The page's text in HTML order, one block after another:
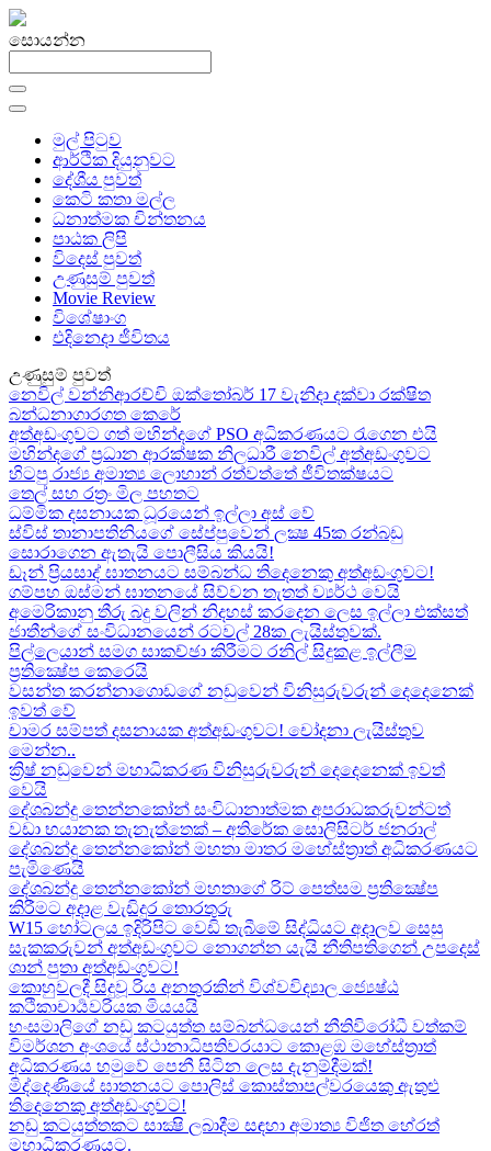
සොයන්න
මුල් පිටුව
ආර්ථික දියුනුවට
දේශීය පුවත්
කෙටි කතා මල්ල
ධනාත්මක චින්තනය
පාඨක ලිපි
විදෙස් පුවත්
උණුසුම් පුවත්
Movie Review
විශේෂාංග
එදිනෙදා ජීවිතය
උණුසුම් පුවත්
නෙවිල් වන්නිආරච්චි ඔක්තෝබර් 17 වැනිදා දක්වා රක්ෂිත
බන්ධනාගාරගත කෙරේ
අත්අඩංගුවට ගත් මහින්දගේ PSO අධිකරණයට රැගෙන එයි
මහින්දගේ ප්‍රධාන ආරක්ෂක නිලධාරී නෙවිල් අත්අඩංගුවට
හිටපු රාජ්‍ය අමාත්‍ය ලොහාන් රත්වත්තේ ජීවිතක්ෂයට
තෙල් සහ රත්‍රං මිල පහතට
ධම්මික දසනායක ධූරයෙන් ඉල්ලා අස් වේ
ස්විස් තානාපතිනියගේ සේප්පුවෙන් ලක්‍ෂ 45ක රන්බඩු
සොරාගෙන ඇතැයි පොලීසිය කියයි!
ඩෑන් ප්‍රියසාද් ඝාතනයට සම්බන්ධ තිදෙනෙකු අත්අඩංගුවට​!
ගම්පහ ඔස්මන් ඝාතනයේ සිව්වන තැතත් ව්‍යර්ථ වෙයි
අමෙරිකානු තීරු බදු වලින් නිදහස් කරදෙන ලෙස ඉල්ලා එක්සත්
ජාතීන්ගේ සංවිධානයෙන් රටවල් 28ක ලැයිස්තුවක්.
පිල්ලෙයාන් සමග සාකච්ඡා කිරීමට රනිල් සිදුකළ ඉල්ලීම
ප්‍රතික්‍ෂේප කෙරෙයි
වසන්ත කරන්නාගොඩගේ නඩුවෙන් විනිසුරුවරුන් දෙදෙනෙක්
ඉවත් වේ
චාමර සම්පත් දසනායක අත්අඩංගුවට​! චෝදනා ලැයිස්තුව
මෙන්න​..
ක්‍රිෂ් නඩුවෙන් මහාධිකරණ විනිසුරුවරුන් දෙදෙනෙක් ඉවත්
වෙයි
දේශබන්දු තෙන්නකෝන් සංවිධානාත්මක අපරාධකරුවන්ටත්
වඩා භයානක තැනැත්තෙක් – අතිරේක සොලිසිටර් ජනරාල්
දේශබන්දු තෙන්නකෝන් මහතා මාතර මහේස්ත්‍රාත් අධිකරණයට
පැමිණෙයි
දේශබන්දු තෙන්නකෝන් මහතාගේ රිට් පෙත්සම ප්‍රතික්‍ෂේප
කිරීමට අදාළ වැඩිදුර තොරතුරු
W15 හෝටලය ඉදිරිපිට වෙඩි තැබීමේ සිද්ධියට අදාලව​ සෙසු
සැකකරුවන් අත්අඩංගුවට නොගන්න යැයි නීතිපතිගෙන් උපදෙස්
ශාන් පුතා අත්අඩංගුවට!
කොහුවලදී සිදුවූ රිය අනතුරකින් විශ්වවිද්‍යාල ජ්‍යෙෂ්ඨ
කථිකාචාර්‍යවරියක මියයයි
හංසමාලිගේ නඩු කටයුත්ත සම්බන්ධයෙන් නීතිවිරෝධී වත්කම්
විමර්ශන අංශයේ ස්ථානාධිපතිවරයාට කොළඹ මහේස්ත්‍රාත්
අධිකරණය හමුවේ පෙනී සිටින ලෙස දැනුම්දීමක්!
මිද්දෙණියේ ඝාතනයට පොලිස් කොස්තාපල්වරයෙකු ඇතුළු
තිදෙනෙකු අත්අඩංගුවට​!
නඩු කටයුත්තකට සාක්‍ෂි ලබාදීම සඳහා අමාත්‍ය විජිත හේරත්
මහාධිකරණයට​.